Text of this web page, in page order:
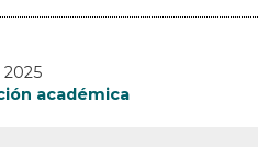
académica